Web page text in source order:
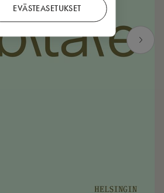
EVÄSTEASETUKSET